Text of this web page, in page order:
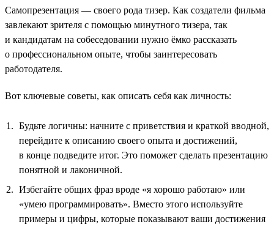
Самопрезентация — своего рода тизер. Как создатели фильма
завлекают зрителя с помощью минутного тизера, так
и кандидатам на собеседовании нужно ёмко рассказать
о профессиональном опыте, чтобы заинтересовать
работодателя.
Вот ключевые советы, как описать себя как личность:
Будьте логичны: начните с приветствия и краткой вводной,
перейдите к описанию своего опыта и достижений,
в конце подведите итог. Это поможет сделать презентацию
понятной и лаконичной.
Избегайте общих фраз вроде «я хорошо работаю» или
«умею программировать». Вместо этого используйте
примеры и цифры, которые показывают ваши достижения